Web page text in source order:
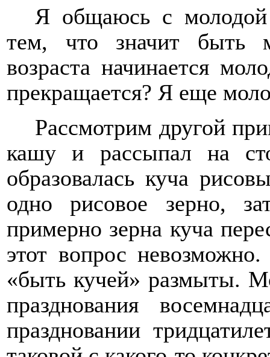
Я общаюсь с
тем, что значит быть
возраста начинается
прекращается? Я еще
Рассмотрим другой
кашу и рассыпал на
образовалась куча
одно рисовое зерно,
примерно зерна куча
этот вопрос
«быть кучей» размыты.
празднования
праздновании